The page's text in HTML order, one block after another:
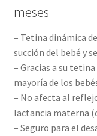
meses
– Tetina dinámica
succión del bebé y
– Gracias a su
mayoría de los
– No afecta al
lactancia materna
– Seguro para el